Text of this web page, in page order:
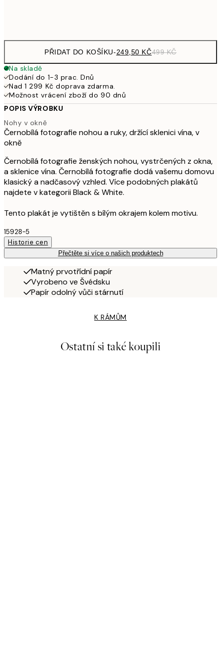
PŘIDAT DO KOŠÍKU-249,50 KČ499 KČ
Na skladě
Dodání do 1-3 prac. Dnů
Nad 1 299 Kč doprava zdarma.
Možnost vrácení zboží do 90 dnů
POPIS VÝROBKU
Nohy v okně
Černobílá fotografie nohou a ruky, držící sklenici vína, v
okně
Černobílá fotografie ženských nohou, vystrčených z okna,
a sklenice vína. Černobílá fotografie dodá vašemu domovu
klasický a nadčasový vzhled. Více podobných plakátů
najdete v kategorii Black & White.
Tento plakát je vytištěn s bílým okrajem kolem motivu.
15928-5
Historie cen
Přečtěte si více o našich produktech
Matný prvotřídní papír
Vyrobeno ve Švédsku
Papír odolný vůči stárnutí
K RÁMŮM
Ostatní si také koupili